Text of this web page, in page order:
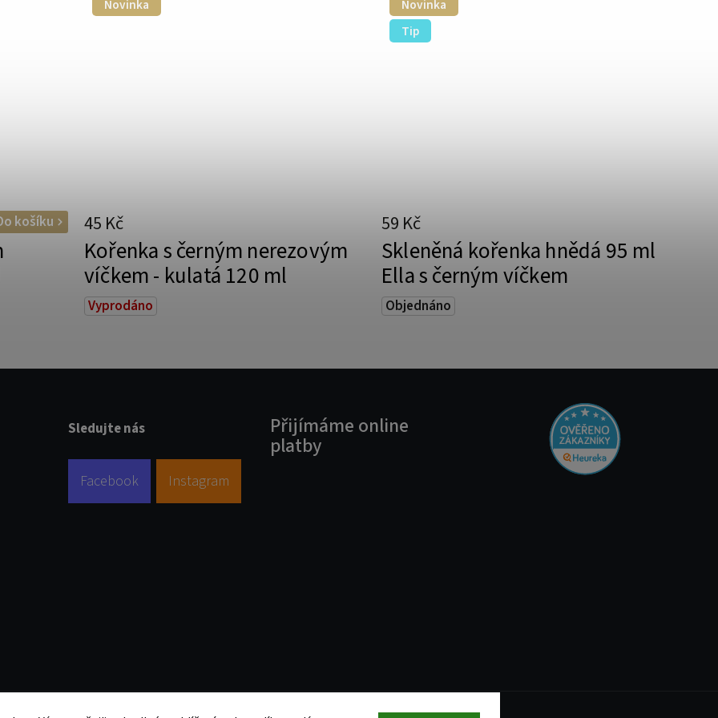
košíku
Novinka
Kořenka s černým nerezovým
víčkem - kulatá 120 ml
Vyprodáno
45 Kč
Novinka
Tip
Skleněná kořenka hnědá 95 ml
Ella s černým víčkem
Objednáno
59 Kč
Sledujte nás
Facebook Instagram
Přijímáme online
platby